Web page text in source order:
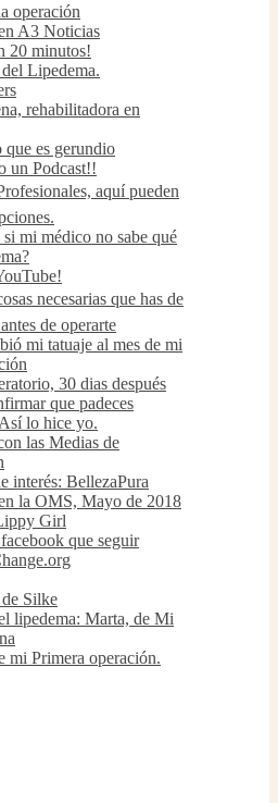
operación
A3 Noticias
20 minutos!
Lipedema.
rehabilitadora en
que es gerundio
un Podcast!!
aquí pueden
si mi médico no sabe qué
necesarias que has de
de operarte
mi tatuaje al mes de mi
30 dias después
que padeces
lo hice yo.
las Medias de
interés: BellezaPura
la OMS, Mayo de 2018
Girl
que seguir
Silke
lipedema: Marta, de Mi
mi Primera operación.